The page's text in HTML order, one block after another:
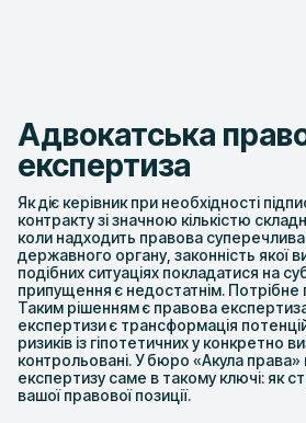
Адвокатська
експертиза
Як діє керівник при необхідності
контракту зі значною кількістю
коли надходить правова суперечлива
державного органу, законність якої
подібних ситуаціях покладатися на
припущення є недостатнім. Потрібне
Таким рішенням є правова
експертизи є трансформація
ризиків із гіпотетичних у конкретно
контрольовані. У бюро «Акула
експертизу саме в такому ключі: як
вашої правової позиції.